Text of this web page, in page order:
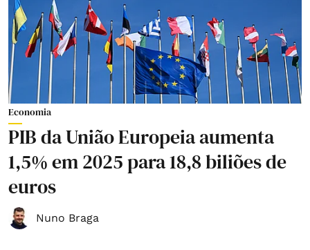
Economia
PIB da União Europeia aumenta
1,5% em 2025 para 18,8 biliões de
euros
Nuno Braga